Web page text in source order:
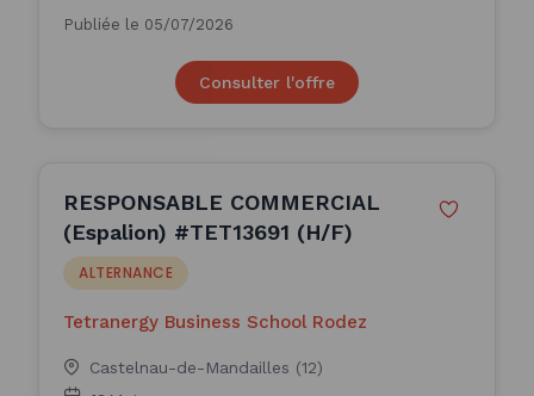
Publiée le 05/07/2026
Consulter l'offre
RESPONSABLE COMMERCIAL
(Espalion) #TET13691 (H/F)
ALTERNANCE
Tetranergy Business School Rodez
Castelnau-de-Mandailles (12)